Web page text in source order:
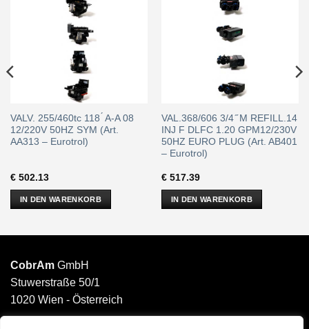
VALV. 255/460tc 118 ́ A-A 08
12/220V 50HZ SYM (Art.
AA313 – Eurotrol)
€502.13
IN DEN WARENKORB
VAL.368/606 3/4 ̋ M REFILL.14
INJ F DLFC 1.20 GPM12/230V
50HZ EURO PLUG (Art. AB401
– Eurotrol)
€517.39
IN DEN WARENKORB
CobrAm GmbH
Stuwerstraße 50/1
1020 Wien - Österreich
______________________